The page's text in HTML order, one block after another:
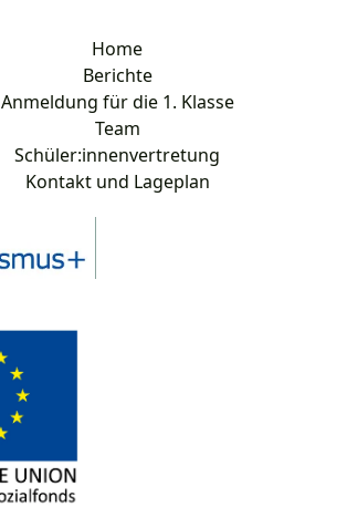
Home
Berichte
Anmeldung für die 1. Klasse
Team
Schüler:innenvertretung
Kontakt und Lageplan